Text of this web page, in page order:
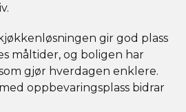
gir god plass
måltider, og boligen har
gjør hverdagen enklere.
oppbevaringsplass bidrar